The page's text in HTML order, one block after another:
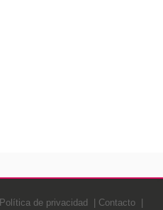
Política de privacidad Contacto